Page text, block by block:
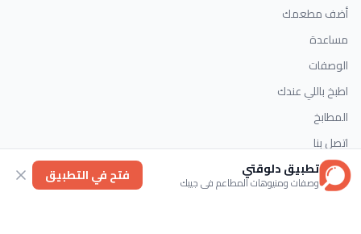
أضف مطعمك
مساعدة
الوصفات
اطبخ باللي عندك
المطابخ
اتصل بنا
التصنيفات
تطبيق دلوقتي
وصفات ومنيوهات المطاعم في جيبك فتح في التطبيق